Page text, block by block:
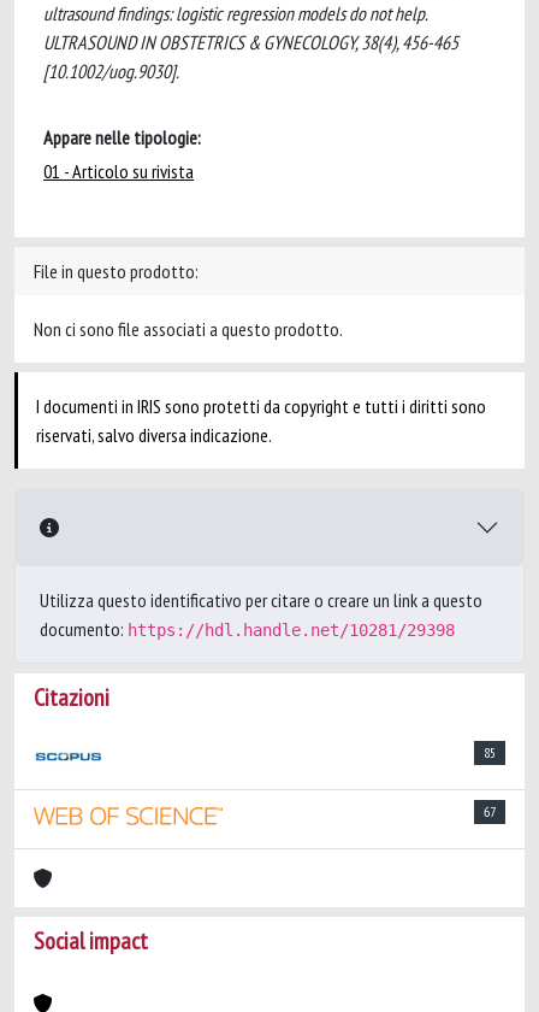
ultrasound findings: logistic regression models do not help.
ULTRASOUND IN OBSTETRICS & GYNECOLOGY, 38(4), 456-465
[10.1002/uog.9030].
Appare nelle tipologie:
01 - Articolo su rivista
File in questo prodotto:
Non ci sono file associati a questo prodotto.
I documenti in IRIS sono protetti da copyright e tutti i diritti sono
riservati, salvo diversa indicazione.
Utilizza questo identificativo per citare o creare un link a questo
documento: https://hdl.handle.net/10281/29398
Citazioni
85
67
Social impact